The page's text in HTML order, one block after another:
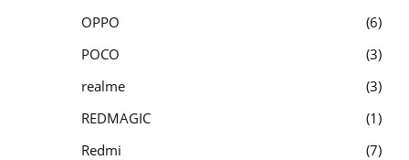
OPPO
6
POCO
3
realme
3
REDMAGIC
1
Redmi
7